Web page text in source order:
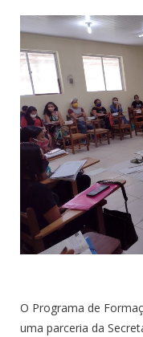
O Programa de
uma parceria da